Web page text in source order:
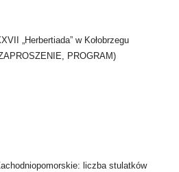
„Herbertiada” w Kołobrzegu
PROGRAM)
liczba stulatków